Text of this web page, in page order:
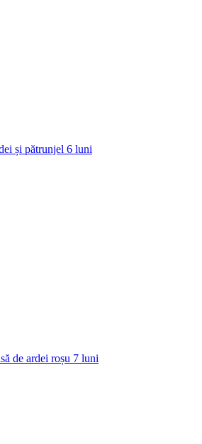
și pătrunjel 6 luni
de ardei roșu 7 luni